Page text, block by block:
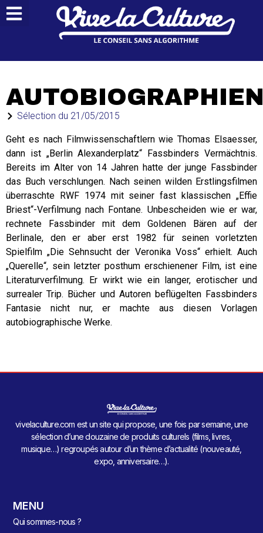
Sélection du 21/05/2015
Geht es nach Filmwissenschaftlern wie Thomas Elsaesser,
dann ist „Berlin Alexanderplatz“ Fassbinders Vermächtnis.
Bereits im Alter von 14 Jahren hatte der junge Fassbinder
das Buch verschlungen. Nach seinen wilden Erstlingsfilmen
überraschte RWF 1974 mit seiner fast klassischen „Effie
Briest“-Verfilmung nach Fontane. Unbescheiden wie er war,
rechnete Fassbinder mit dem Goldenen Bären auf der
Berlinale, den er aber erst 1982 für seinen vorletzten
Spielfilm „Die Sehnsucht der Veronika Voss“ erhielt. Auch
„Querelle“, sein letzter posthum erschienener Film, ist eine
Literaturverfilmung. Er wirkt wie ein langer, erotischer und
surrealer Trip. Bücher und Autoren beflügelten Fassbinders
Fantasie nicht nur, er machte aus diesen Vorlagen
autobiographische Werke.
vivelaculture.com est un site qui propose, une fois par semaine, une
sélection d’une douzaine de produits culturels (films, livres,
musique…) regroupés autour d’un thème d’actualité (nouveauté,
expo, anniversaire…).
MENU
Qui sommes-nous ?